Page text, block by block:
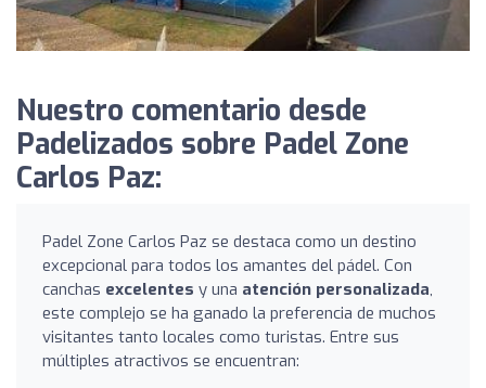
Nuestro comentario desde
Padelizados sobre Padel Zone
Carlos Paz:
Padel Zone Carlos Paz se destaca como un destino
excepcional para todos los amantes del pádel. Con
canchas excelentes y una atención personalizada,
este complejo se ha ganado la preferencia de muchos
visitantes tanto locales como turistas. Entre sus
múltiples atractivos se encuentran: